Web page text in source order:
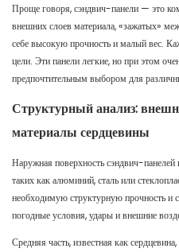
Проще говоря, сэндвич-панели — это
внешних слоев материала, «зажатых»
себе высокую прочность и малый вес.
цели. Эти панели легкие, но при этом
предпочтительным выбором для
Структурный анализ:
материалы сердцевины
Наружная поверхность сэндвич-панелей
таких как алюминий, сталь или
необходимую структурную прочность и
погодные условия, удары и внешние
Средняя часть, известная как